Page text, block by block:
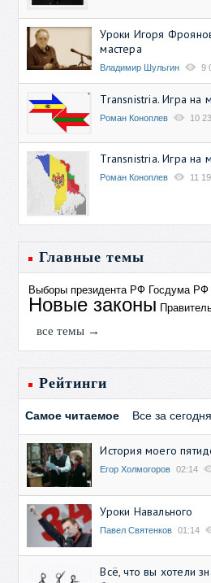
Уроки Игоря
мастера
Владимир Шульгин 9
Transnistria. Игра на
Роман Коноплев 10
Transnistria. Игра на
Роман Коноплев 11
Главные темы
Выборы президента РФ Госдума РФ
Новые законы
все темы →
Рейтинги
Самое читаемое Все за сегодня
История моего
Егор Холмогоров 02:14
Уроки Навального
Павел Святенков 01:14
Всё, что вы хотели